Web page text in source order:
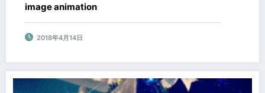
image animation
2018年4月14日